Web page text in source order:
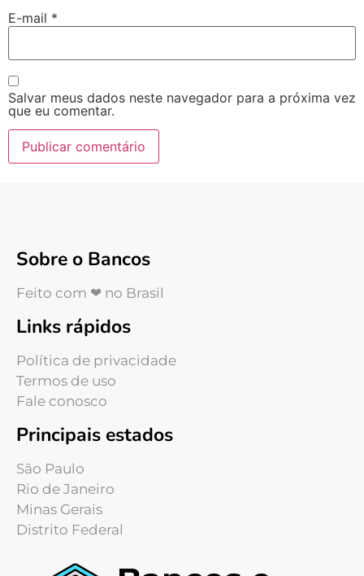
E-mail *
Salvar meus dados neste navegador para a próxima vez
que eu comentar.
Sobre o Bancos
Feito com ❤ no Brasil
Links rápidos
Política de privacidade
Termos de uso
Fale conosco
Principais estados
São Paulo
Rio de Janeiro
Minas Gerais
Distrito Federal